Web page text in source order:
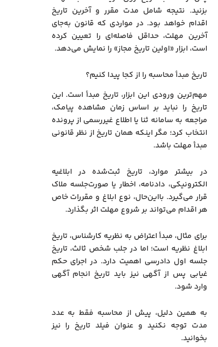
بزنید. نتیجه شامل مدت مقرر و آخرین تاریخ
اقدام خواهد بود. در مواردی که قانون به‌جای
آخرین مهلت، حداقل فاصله‌ای را تعیین کرده
است، ابزار «اولین تاریخ مجاز» را نمایش می‌دهد.
تاریخ مبدأ محاسبه را از کجا پیدا کنیم؟
مهم‌ترین ورودی این ابزار، تاریخ مبدأ است. این
تاریخ را نباید بر اساس زمان مشاهده پیامک،
مراجعه به سامانه ثنا یا اطلاع غیررسمی از پرونده
انتخاب کرد؛ مگر اینکه همان تاریخ از نظر قانونی
مبدأ مهلت باشد.
در بیشتر موارد، تاریخ ثبت‌شده در ابلاغیه
الکترونیکی، دادنامه، اخطار یا صورت‌جلسه ملاک
قرار می‌گیرد. بااین‌حال، نوع ابلاغ و مقررات خاص
هر اقدام می‌تواند بر شروع مهلت اثر بگذارد.
برای مثال، مبدأ اعتراض به نظریه کارشناس، تاریخ
ابلاغ نظریه است؛ اما در جلب شخص ثالث، تاریخ
جلسه اول دادرسی اهمیت دارد. در اجرای حکم
غیابی پس از آگهی نیز باید تاریخ انجام آگهی
وارد شود.
به همین دلیل، پیش از محاسبه فقط به عدد
مدت توجه نکنید و عنوان فیلد تاریخ را نیز
بخوانید.